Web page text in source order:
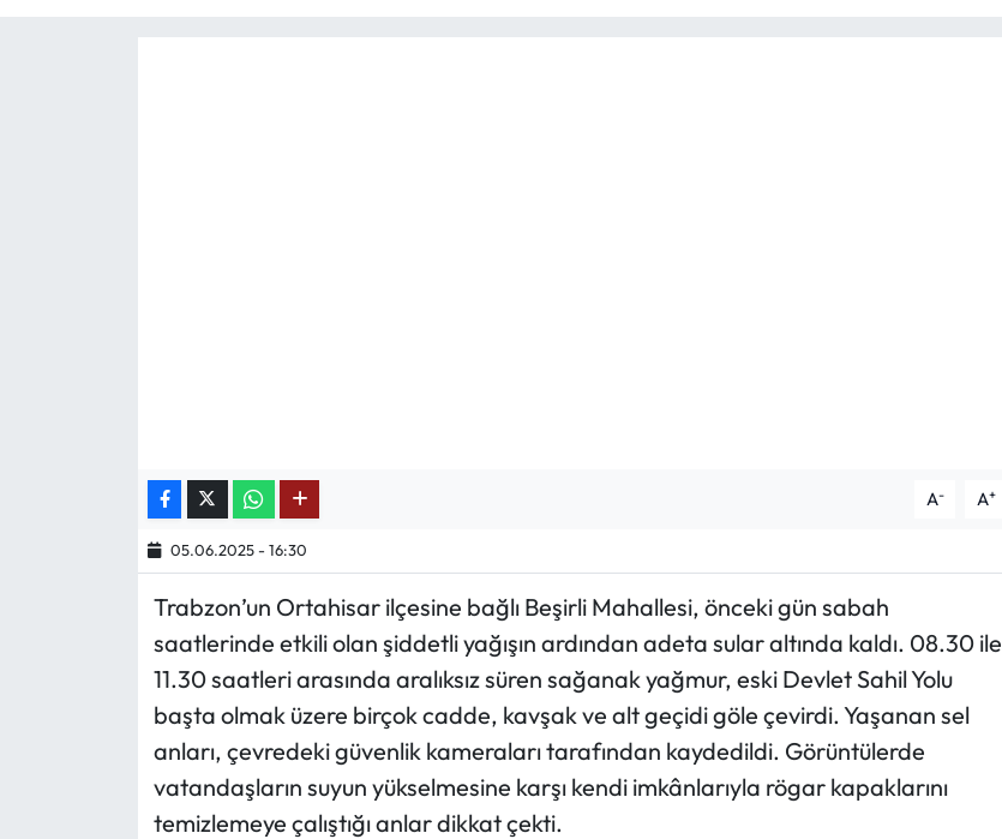
A- A+
05.06.2025 - 16:30
Trabzon’un Ortahisar ilçesine bağlı Beşirli Mahallesi, önceki gün sabah
saatlerinde etkili olan şiddetli yağışın ardından adeta sular altında kaldı. 08.30 ile
11.30 saatleri arasında aralıksız süren sağanak yağmur, eski Devlet Sahil Yolu
başta olmak üzere birçok cadde, kavşak ve alt geçidi göle çevirdi. Yaşanan sel
anları, çevredeki güvenlik kameraları tarafından kaydedildi. Görüntülerde
vatandaşların suyun yükselmesine karşı kendi imkânlarıyla rögar kapaklarını
temizlemeye çalıştığı anlar dikkat çekti.
ASTROLOJİ
Spor Yazıları
Mektup Galeri